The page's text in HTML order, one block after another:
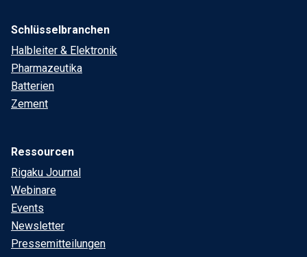
Schlüsselbranchen
Halbleiter & Elektronik
Pharmazeutika
Batterien
Zement
Ressourcen
Rigaku Journal
Webinare
Events
Newsletter
Pressemitteilungen